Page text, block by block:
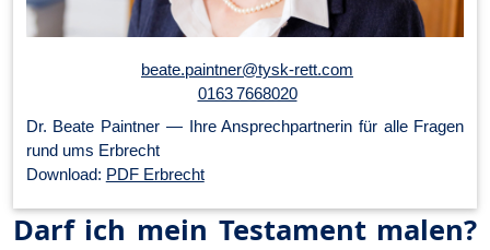
beate.paintner@tysk-rett.com
0163 7668020
Dr. Beate Paintner — Ihre An­sprech­part­ner­in für alle Fragen
rund ums Erbrecht
Download: PDF Erbrecht
Darf ich mein Testament malen?